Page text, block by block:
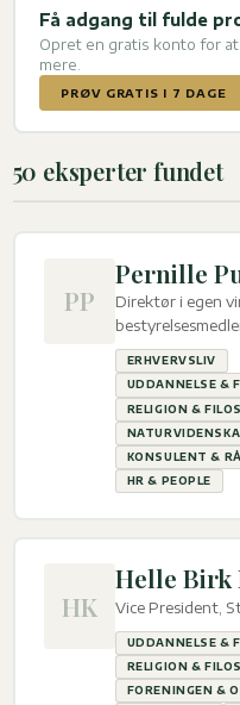
Få adgang til fulde
Opret en gratis konto for
mere.
PRØV GRATIS I 7 DAGE
50 eksperter fundet
PP
Pernille
Direktør i egen
ERHVERVSLIV
UDDANNELSE &
RELIGION &
KONSULENT &
HR & PEOPLE
HK
Helle Birk
Vice President,
UDDANNELSE &
RELIGION &
FORENINGEN &